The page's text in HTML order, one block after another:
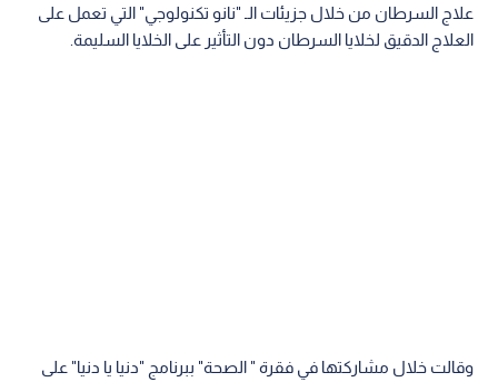
علاج السرطان من خلال جزيئات الـ "نانو تكنولوجي" التي تعمل على
العلاج الدقيق لخلايا السرطان دون التأثير على الخلايا السليمة.
وقالت خلال مشاركتها في فقرة " الصحة" ببرنامج "دنيا يا دنيا" على